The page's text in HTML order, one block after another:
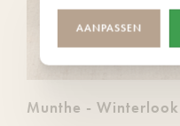
Munthe - Winterlook
AANPASSEN